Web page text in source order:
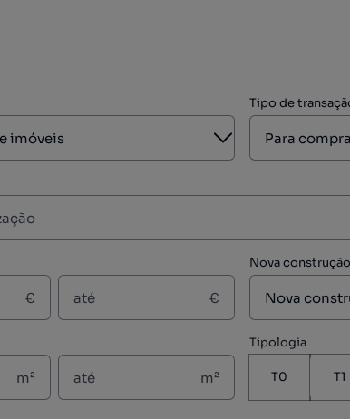
Aberto
Tipo de
Nova construção
€ €
m² m²
Tipologia
T0 T1